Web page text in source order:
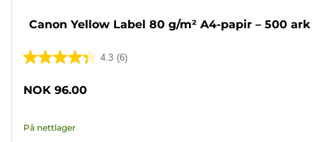
Canon Yellow Label 80 g/m² A4-papir – 500 ark
4.3 (6)
4.3
6
NOK 96.00
På nettlager